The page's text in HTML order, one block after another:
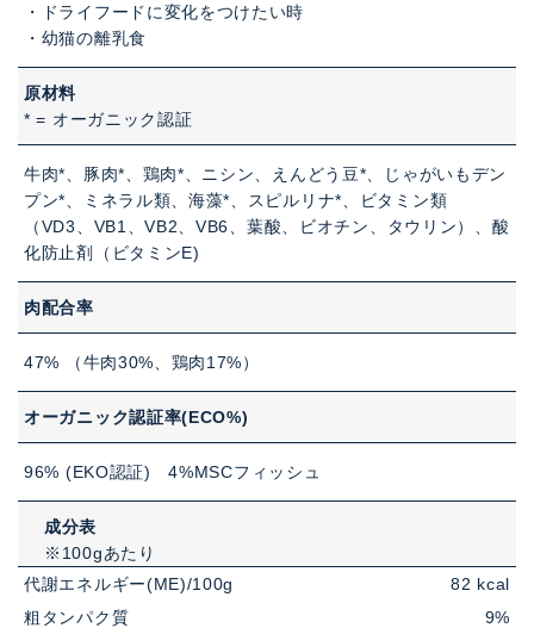
・ドライフードに変化をつけたい時
・幼猫の離乳食
原材料
* = オーガニック認証
牛肉*、豚肉*、鶏肉*、ニシン、えんどう豆*、じゃがいもデン
プン*、ミネラル類、海藻*、スピルリナ*、ビタミン類
（VD3、VB1、VB2、VB6、葉酸、ビオチン、タウリン）、酸
化防止剤（ビタミンE)
肉配合率
47% （牛肉30%、鶏肉17%）
オーガニック認証率(ECO%)
96% (EKO認証) 4%MSCフィッシュ
成分表
※100gあたり
代謝エネルギー(ME)/100g
82 kcal
粗タンパク質
9%